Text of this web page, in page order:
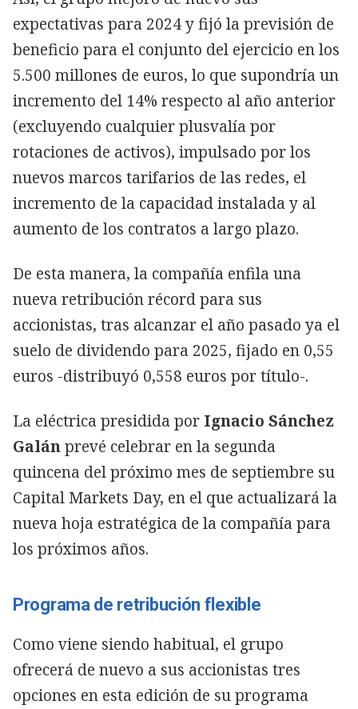
expectativas para 2024 y fijó la previsión de
beneficio para el conjunto del ejercicio en los
5.500 millones de euros, lo que supondría un
incremento del 14% respecto al año anterior
(excluyendo cualquier plusvalía por
rotaciones de activos), impulsado por los
nuevos marcos tarifarios de las redes, el
incremento de la capacidad instalada y al
aumento de los contratos a largo plazo.
De esta manera, la compañía enfila una
nueva retribución récord para sus
accionistas, tras alcanzar el año pasado ya el
suelo de dividendo para 2025, fijado en 0,55
euros -distribuyó 0,558 euros por título-.
La eléctrica presidida por Ignacio Sánchez
Galánprevé celebrar en la segunda
quincena del próximo mes de septiembre su
Capital Markets Day, en el que actualizará la
nueva hoja estratégica de la compañía para
los próximos años.
Programa de retribución flexible
Como viene siendo habitual, el grupo
ofrecerá de nuevo a sus accionistas tres
opciones en esta edición de su programa